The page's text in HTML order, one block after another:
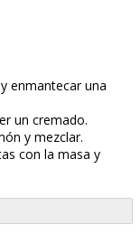
enmantecar una
un cremado.
y mezclar.
con la masa y